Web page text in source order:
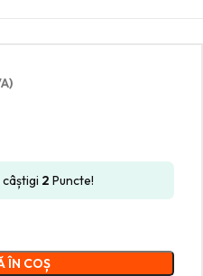
2 Puncte!
ÎN COȘ